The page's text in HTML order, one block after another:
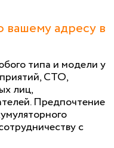
вашему адресу в
типа и модели у
СТО,
лиц,
Предпочтение
с